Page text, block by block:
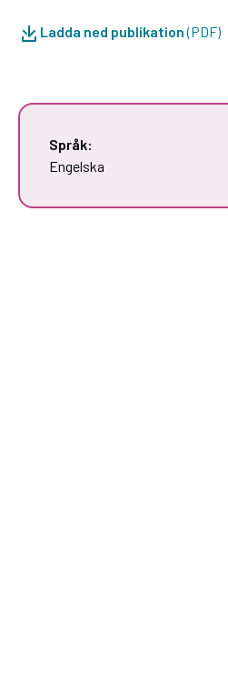
Ladda ned publikation(PDF)
Språk:
Engelska